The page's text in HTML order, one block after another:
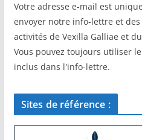
Votre adresse e-mail est
envoyer notre info-lettre et
activités de Vexilla Galliae et
Vous pouvez toujours utiliser
inclus dans l'info-lettre.
Sites de référence :